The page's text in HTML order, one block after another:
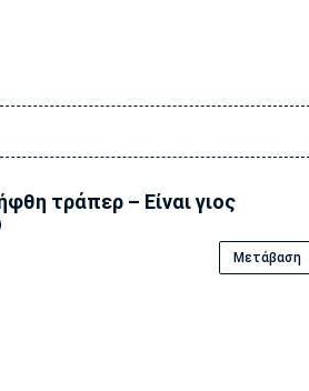
τράπερ – Είναι γιος
Μετάβαση